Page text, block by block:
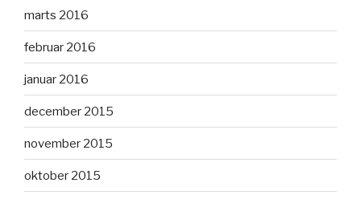
marts 2016
februar 2016
januar 2016
december 2015
november 2015
oktober 2015